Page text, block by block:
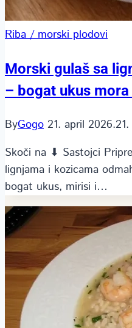
Riba / morski plodovi
Morski gulaš sa
– bogat ukus
ByGogo 21. april 2026.
Skoči na ⬇ Sastojci
lignjama i kozicama
bogat ukus, mirisi i…